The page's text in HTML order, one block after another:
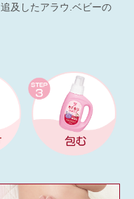
及したアラウ.ベビーの